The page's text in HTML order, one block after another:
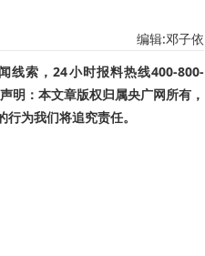
编辑:邓子依
线索，24小时报料热线400-800-
明：本文章版权归属央广网所有，
为我们将追究责任。